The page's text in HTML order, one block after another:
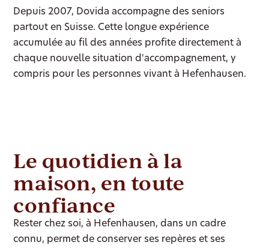
Depuis 2007, Dovida accompagne des seniors
partout en Suisse. Cette longue expérience
accumulée au fil des années profite directement à
chaque nouvelle situation d'accompagnement, y
compris pour les personnes vivant à Hefenhausen.
Le quotidien à la
maison, en toute
confiance
Rester chez soi, à Hefenhausen, dans un cadre
connu, permet de conserver ses repères et ses